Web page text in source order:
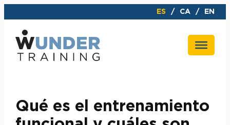
al
contenido
ES CA EN
Qué es el entrenamiento